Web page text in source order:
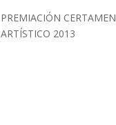
PREMIACIÓN CERTAMEN
ARTÍSTICO 2013